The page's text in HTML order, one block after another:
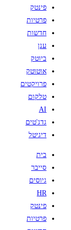
פינטק
פרטיות
חדשות
ענן
ביוטק
אוטוטק
פרויקטים
טלקום
AI
גדג'טים
דיגיטל
בית
סייבר
גיוסים
HR
פינטק
פרטיות